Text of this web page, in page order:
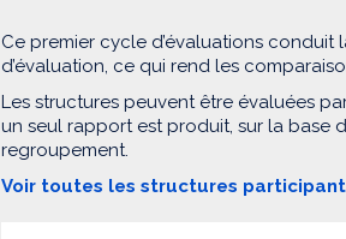
Ce premier cycle d’évaluations
d’évaluation, ce qui rend les
Les structures peuvent être évaluées
un seul rapport est produit, sur la base
regroupement.
Voir toutes les structures